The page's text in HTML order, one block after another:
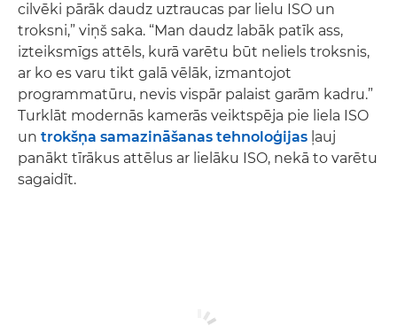
cilvēki pārāk daudz uztraucas par lielu ISO un
troksni,” viņš saka. “Man daudz labāk patīk ass,
izteiksmīgs attēls, kurā varētu būt neliels troksnis,
ar ko es varu tikt galā vēlāk, izmantojot
programmatūru, nevis vispār palaist garām kadru.”
Turklāt modernās kamerās veiktspēja pie liela ISO
un trokšņa samazināšanas tehnoloģijas ļauj
panākt tīrākus attēlus ar lielāku ISO, nekā to varētu
sagaidīt.